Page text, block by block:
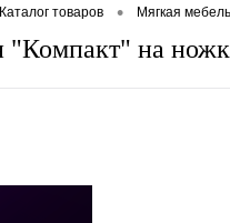
Каталог товаров • Мягкая мебель
на